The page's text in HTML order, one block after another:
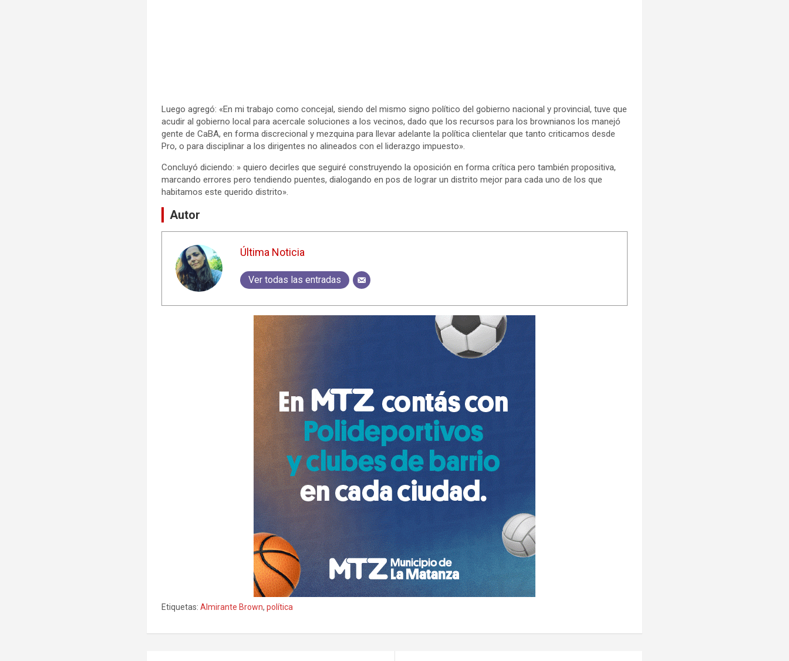
Luego agregó: «En mi trabajo como concejal, siendo del mismo signo político del gobierno nacional y provincial, tuve que
acudir al gobierno local para acercale soluciones a los vecinos, dado que los recursos para los brownianos los manejó
gente de CaBA, en forma discrecional y mezquina para llevar adelante la política clientelar que tanto criticamos desde
Pro, o para disciplinar a los dirigentes no alineados con el liderazgo impuesto».
Concluyó diciendo: » quiero decirles que seguiré construyendo la oposición en forma crítica pero también propositiva,
marcando errores pero tendiendo puentes, dialogando en pos de lograr un distrito mejor para cada uno de los que
habitamos este querido distrito».
Autor
Última Noticia
Ver todas las entradas
Etiquetas: Almirante Brown,política